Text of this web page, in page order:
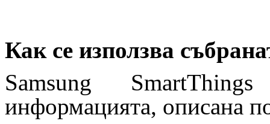
Как се използва
Samsung
информацията, описана